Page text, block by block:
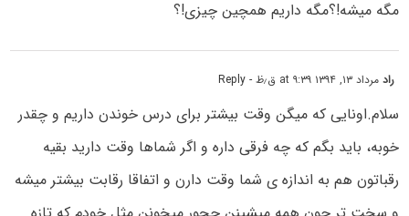
مگه میشه!؟مگه داریم همچین چیزی!؟
رادمرداد ۱۳, ۱۳۹۴ at ۹:۳۹ ق٫ظ - Reply
سلام.اونایی که میگن وقت بیشتر برای درس خوندن داریم و چقدر
خوبه، باید بگم که چه فرقی داره و اگر شماها وقت دارید بقیه
رقباتون هم به اندازه ی شما وقت دارن و اتفاقا رقابت بیشتر میشه